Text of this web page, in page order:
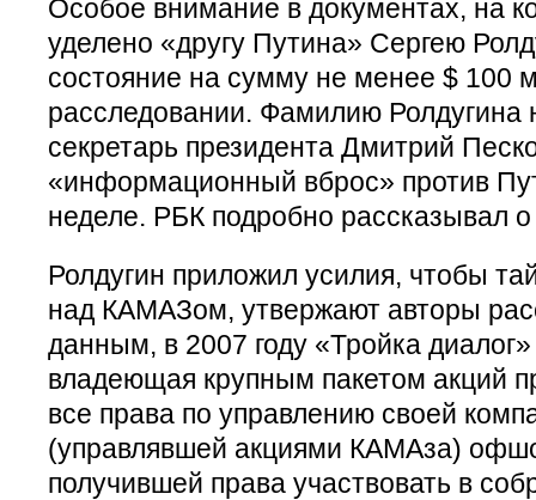
Особое внимание в документах, на
уделено «другу Путина» Сергею
состояние на сумму не менее $ 100
расследовании. Фамилию Ролдугина
секретарь президента Дмитрий
«информационный вброс» против
неделе. РБК подробно рассказывал о
Ролдугин приложил усилия, чтобы
над КАМАЗом, утвержают авторы
данным, в 2007 году «Тройка
владеющая крупным пакетом акций
все права по управлению своей
(управлявшей акциями КАМАза)
получившей права участвовать в